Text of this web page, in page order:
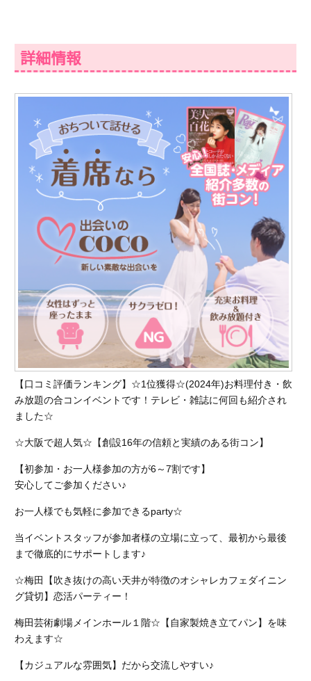
詳細情報
【口コミ評価ランキング】☆1位獲得☆(2024年)お料理付き・飲
み放題の合コンイベントです！テレビ・雑誌に何回も紹介され
ました☆
☆大阪で超人気☆【創設16年の信頼と実績のある街コン】
【初参加・お一人様参加の方が6～7割です】
安心してご参加ください♪
お一人様でも気軽に参加できるparty☆
当イベントスタッフが参加者様の立場に立って、最初から最後
まで徹底的にサポートします♪
☆梅田【吹き抜けの高い天井が特徴のオシャレカフェダイニン
グ貸切】恋活パーティー！
梅田芸術劇場メインホール１階☆【自家製焼き立てパン】を味
わえます☆
【カジュアルな雰囲気】だから交流しやすい♪